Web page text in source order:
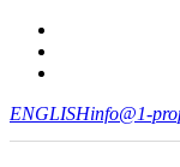
ENGLISHinfo@1-